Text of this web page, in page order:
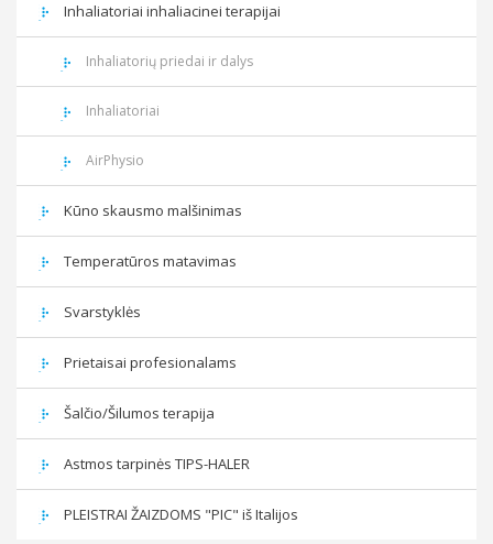
Inhaliatoriai inhaliacinei terapijai
Inhaliatorių priedai ir dalys
Inhaliatoriai
AirPhysio
Kūno skausmo malšinimas
Temperatūros matavimas
Svarstyklės
Prietaisai profesionalams
Šalčio/Šilumos terapija
Astmos tarpinės TIPS-HALER
PLEISTRAI ŽAIZDOMS "PIC" iš Italijos